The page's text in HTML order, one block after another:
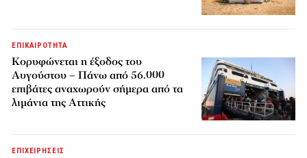
ΕΠΙΚΑΙΡΟΤΗΤΑ
Κορυφώνεται η έξοδος του
Αυγούστου – Πάνω από 56.000
επιβάτες αναχωρούν σήμερα από τα
λιμάνια της Αττικής
ΕΠΙΧΕΙΡΗΣΕΙΣ